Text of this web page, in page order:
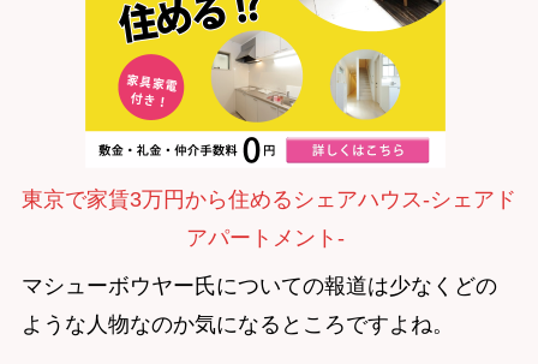
東京で家賃3万円から住めるシェアハウス-シェアド
アパートメント-
マシューボウヤー氏についての報道は少なくどの
ような人物なのか気になるところですよね。